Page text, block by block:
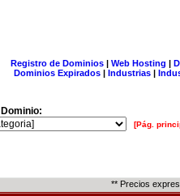
Registro de Dominios| Web Hosting |
Dominios Expirados | Industrias |
[Pág.
** Precios